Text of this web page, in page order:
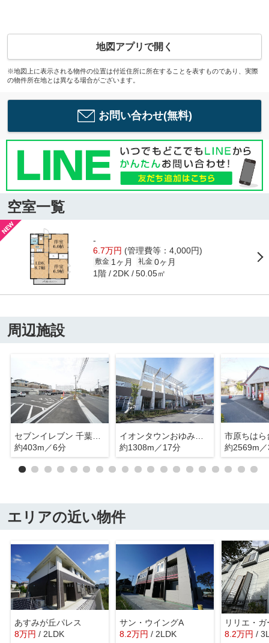
地図アプリで開く
※地図上に表示される物件の位置は付近住所に所在することを表すものであり、実際
の物件所在地とは異なる場合がございます。
お問い合わせ(無料)
空室一覧
-
6.7万円 (管理費等：4,000円)
敷金 1ヶ月 礼金 0ヶ月
1階 2DK 50.05㎡
周辺施設
セブンイレブン 千葉おゆみ野南6丁目店
約403m／6分
約1308m／17分
市原ちはら
約2569m
エリアの近い物件
あすみが丘パレス
8万円 / 2LDK
サン・ウイングA
8.2万円 / 2LDK 8.2万円 /